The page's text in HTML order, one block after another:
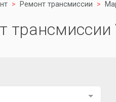
Ремонт трансмиссии
трансмиссии